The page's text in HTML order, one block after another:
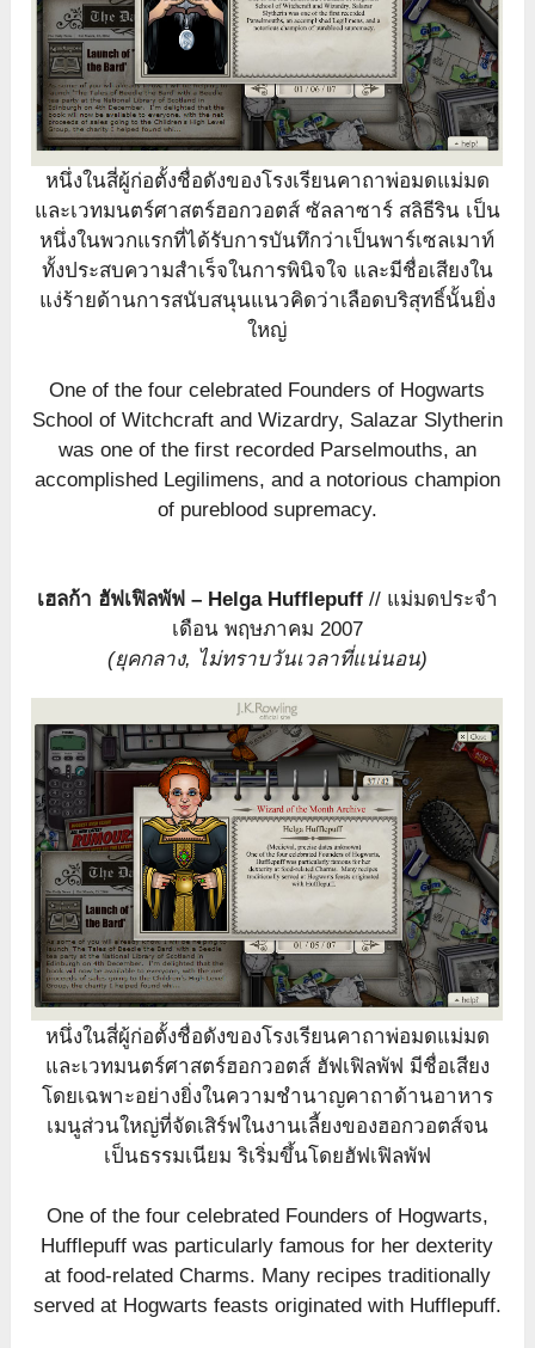
หนึ่งในสี่ผู้ก่อตั้งชื่อดังของโรงเรียนคาถาพ่อมดแม่มด
และเวทมนตร์ศาสตร์ฮอกวอตส์ ซัลลาซาร์ สลิธีริน เป็น
หนึ่งในพวกแรกที่ได้รับการบันทึกว่าเป็นพาร์เซลเมาท์
ทั้งประสบความสำเร็จในการพินิจใจ และมีชื่อเสียงใน
แง่ร้ายด้านการสนับสนุนแนวคิดว่าเลือดบริสุทธิ์นั้นยิ่ง
ใหญ่
One of the four celebrated Founders of Hogwarts
School of Witchcraft and Wizardry, Salazar Slytherin
was one of the first recorded Parselmouths, an
accomplished Legilimens, and a notorious champion
of pureblood supremacy.
เฮลก้า ฮัฟเฟิลพัฟ – Helga Hufflepuff// แม่มดประจำ
เดือน พฤษภาคม 2007
(ยุคกลาง, ไม่ทราบวันเวลาที่แน่นอน)
หนึ่งในสี่ผู้ก่อตั้งชื่อดังของโรงเรียนคาถาพ่อมดแม่มด
และเวทมนตร์ศาสตร์ฮอกวอตส์ ฮัฟเฟิลพัฟ มีชื่อเสียง
โดยเฉพาะอย่างยิ่งในความชำนาญคาถาด้านอาหาร
เมนูส่วนใหญ่ที่จัดเสิร์ฟในงานเลี้ยงของฮอกวอตส์จน
เป็นธรรมเนียม ริเริ่มขึ้นโดยฮัฟเฟิลพัฟ
One of the four celebrated Founders of Hogwarts,
Hufflepuff was particularly famous for her dexterity
at food-related Charms. Many recipes traditionally
served at Hogwarts feasts originated with Hufflepuff.